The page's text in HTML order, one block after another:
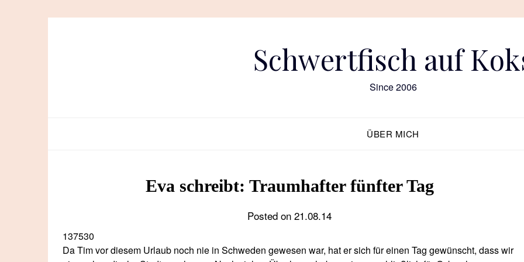
Schwertfisch auf
Since 2006
ÜBER MICH
Eva schreibt: Traumhafter fünfter Tag
Posted on 21.08.14
137530
Da Tim vor diesem Urlaub noch nie in Schweden gewesen war, hat er sich für einen Tag gewünscht, dass wir